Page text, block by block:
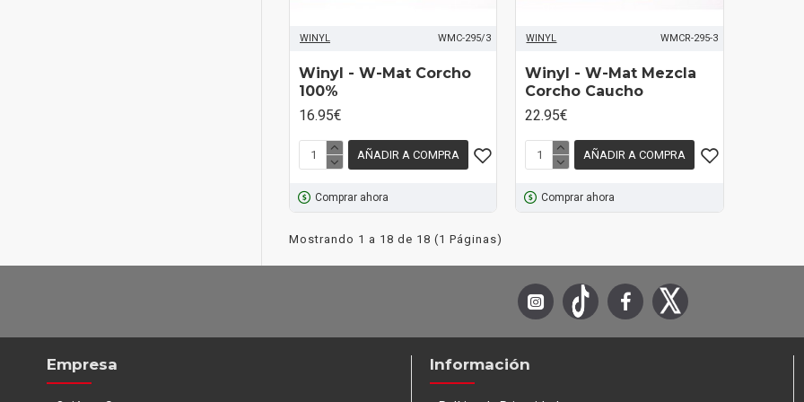
WINYL WMC-295/3
Winyl - W-Mat Corcho
100%
16.95€
AÑADIR A COMPRA
Comprar ahora
WINYL WMCR-295-3
Winyl - W-Mat Mezcla
Corcho Caucho
22.95€
AÑADIR A COMPRA
Comprar ahora
Mostrando 1 a 18 de 18 (1 Páginas)
Empresa Información